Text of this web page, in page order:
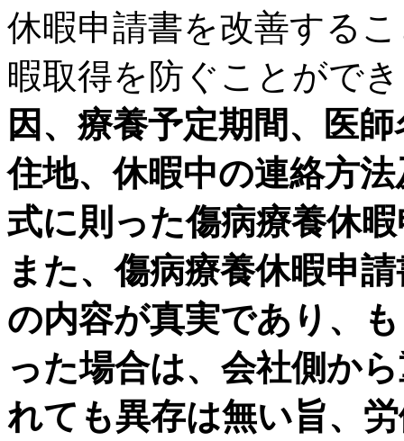
休暇申請書を改善する
暇取得を防ぐことがで
因、療養予定期間、医
住地、休暇中の連絡方
式に則った傷病療養休
また、傷病療養休暇申
の内容が真実であり、
った場合は、会社側か
れても異存は無い旨、